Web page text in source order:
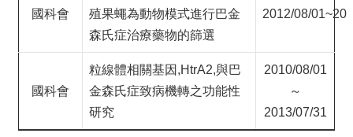
國科會
殖果蠅為動物模式進行巴金
森氏症治療藥物的篩選
2012/08/
國科會
粒線體相關基因,HtrA2,與巴
金森氏症致病機轉之功能性
研究
2010/08/01
～
2013/07/31